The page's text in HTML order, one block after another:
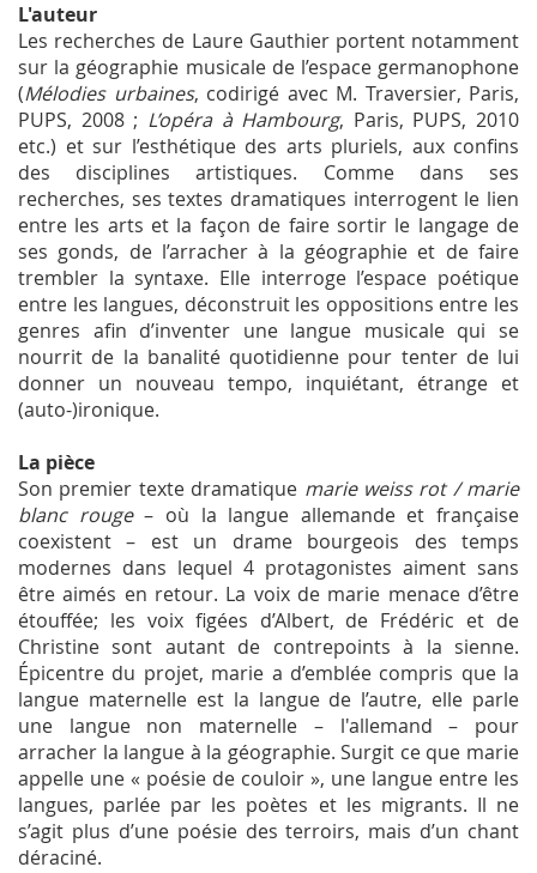
L'auteur
Les recherches de Laure Gauthier portent notamment
sur la géographie musicale de l’espace germanophone
(Mélodies urbaines, codirigé avec M. Traversier, Paris,
PUPS, 2008 ; L’opéra à Hambourg, Paris, PUPS, 2010
etc.) et sur l’esthétique des arts pluriels, aux confins
des disciplines artistiques. Comme dans ses
recherches, ses textes dramatiques interrogent le lien
entre les arts et la façon de faire sortir le langage de
ses gonds, de l’arracher à la géographie et de faire
trembler la syntaxe. Elle interroge l’espace poétique
entre les langues, déconstruit les oppositions entre les
genres afin d’inventer une langue musicale qui se
nourrit de la banalité quotidienne pour tenter de lui
donner un nouveau tempo, inquiétant, étrange et
(auto-)ironique.
La pièce
Son premier texte dramatique marie weiss rot / marie
blanc rouge– où la langue allemande et française
coexistent – est un drame bourgeois des temps
modernes dans lequel 4 protagonistes aiment sans
être aimés en retour. La voix de marie menace d’être
étouffée; les voix figées d’Albert, de Frédéric et de
Christine sont autant de contrepoints à la sienne.
Épicentre du projet, marie a d’emblée compris que la
langue maternelle est la langue de l’autre, elle parle
une langue non maternelle – l'allemand – pour
arracher la langue à la géographie. Surgit ce que marie
appelle une « poésie de couloir », une langue entre les
langues, parlée par les poètes et les migrants. Il ne
s’agit plus d’une poésie des terroirs, mais d’un chant
déraciné.